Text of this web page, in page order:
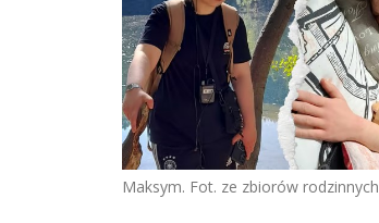
Maksym. Fot. ze zbiorów rodzinnych